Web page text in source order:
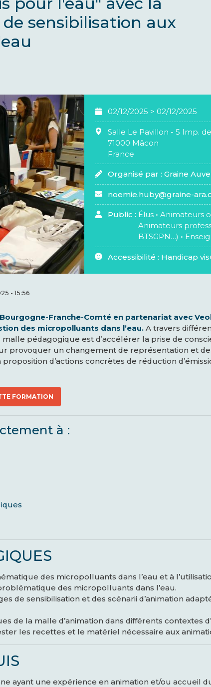
sensibilisation aux
02/12/2025 > 02/12/2025
Salle Le Pavillon - 5 Imp.
71000 Mâcon
France
Organisé par :Graine
noemie.huby@graine-
Public : Élus •Animateurs
Animateurs
BTSGPN…) •
Accessibilité : Handicap
- 15:56
Franche-Comté en partenariat avec
des micropolluants dans l’eau.A travers
malle pédagogique est d’accélérer la prise de
provoquer un changement de représentation et
d’actions concrètes de réduction
FORMATION
à :
des micropolluants dans l’eau et à
des micropolluants dans l’eau.
de sensibilisation et des scénarii d’animation
de la malle d’animation dans différents contextes
les recettes et le matériel nécessaire aux
ayant une expérience en animation et/ou accueil